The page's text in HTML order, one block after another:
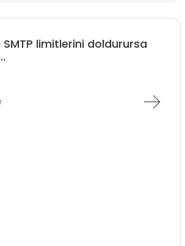
SMTP limitlerini doldurursa